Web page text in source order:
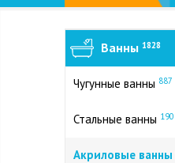
Ванны 1828
Чугунные ванны 887
Стальные ванны 190
Акриловые ванны